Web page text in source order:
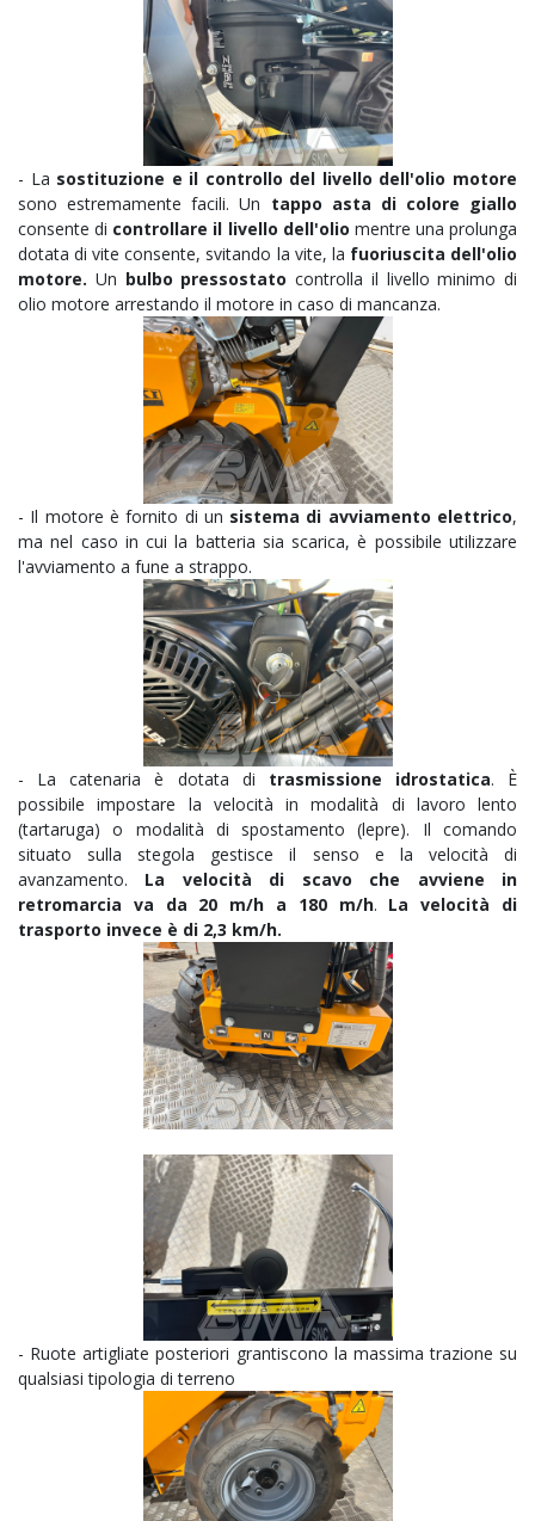
- La sostituzione e il controllo del livello dell'olio motore
sono estremamente facili. Un tappo asta di colore giallo
consente di controllare il livello dell'olio mentre una prolunga
dotata di vite consente, svitando la vite, la fuoriuscita dell'olio
motore. Un bulbo pressostato controlla il livello minimo di
olio motore arrestando il motore in caso di mancanza.
- Il motore è fornito di un sistema di avviamento elettrico,
ma nel caso in cui la batteria sia scarica, è possibile utilizzare
l'avviamento a fune a strappo.
- La catenaria è dotata di trasmissione idrostatica. È
possibile impostare la velocità in modalità di lavoro lento
(tartaruga) o modalità di spostamento (lepre). Il comando
situato sulla stegola gestisce il senso e la velocità di
avanzamento. La velocità di scavo che avviene in
retromarcia va da 20 m/h a 180 m/h. La velocità di
trasporto invece è di 2,3 km/h.
- Ruote artigliate posteriori grantiscono la massima trazione su
qualsiasi tipologia di terreno